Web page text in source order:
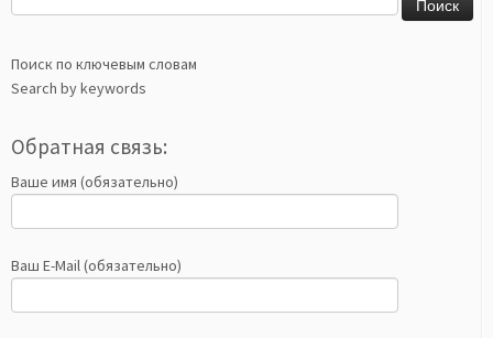
Поиск по ключевым словам
Search by keywords
Обратная связь:
Ваше имя (обязательно)
Ваш E-Mail (обязательно)